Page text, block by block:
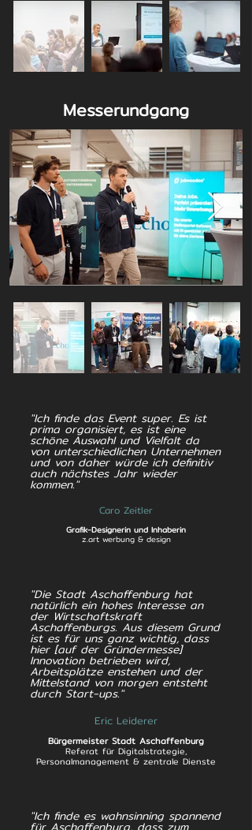
Messerundgang
"Ich finde das Event super. Es ist
prima organisiert, es ist eine
schöne Auswahl und Vielfalt da
von unterschiedlichen Unternehmen
und von daher würde ich definitiv
auch nächstes Jahr wieder
kommen."
Caro Zeitler
Grafik-Designerin und Inhaberin
z.art werbung & design
"Die Stadt Aschaffenburg hat
natürlich ein hohes Interesse an
der Wirtschaftskraft
Aschaffenburgs. Aus diesem Grund
ist es für uns ganz wichtig, dass
hier [auf der Gründermesse]
Innovation betrieben wird,
Arbeitsplätze enstehen und der
Mittelstand von morgen entsteht
durch Start-ups."
Eric Leiderer
Bürgermeister Stadt Aschaffenburg
Referat für Digitalstrategie,
Personalmanagement & zentrale Dienste
"Ich finde es wahnsinning spannend